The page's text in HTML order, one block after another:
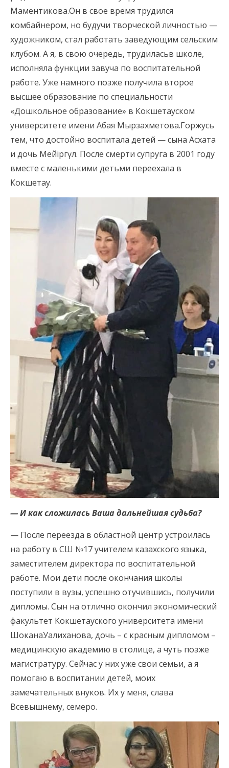
Маментикова.Он в свое время трудился
комбайнером, но будучи творческой личностью —
художником, стал работать заведующим сельским
клубом. А я, в свою очередь, трудиласьв школе,
исполняла функции завуча по воспитательной
работе. Уже намного позже получила второе
высшее образование по специальности
«Дошкольное образование» в Кокшетауском
университете имени Абая Мырзахметова.Горжусь
тем, что достойно воспитала детей — сына Асхата
и дочь Мейіргүл. После смерти супруга в 2001 году
вместе с маленькими детьми переехала в
Кокшетау.
— И как сложилась Ваша дальнейшая судьба?
— После переезда в областной центр устроилась
на работу в СШ №17 учителем казахского языка,
заместителем директора по воспитательной
работе. Мои дети после окончания школы
поступили в вузы, успешно отучившись, получили
дипломы. Сын на отлично окончил экономический
факультет Кокшетауского университета имени
ШоканаУалиханова, дочь – с красным дипломом –
медицинскую академию в столице, а чуть позже
магистратуру. Сейчас у них уже свои семьи, а я
помогаю в воспитании детей, моих
замечательных внуков. Их у меня, слава
Всевышнему, семеро.